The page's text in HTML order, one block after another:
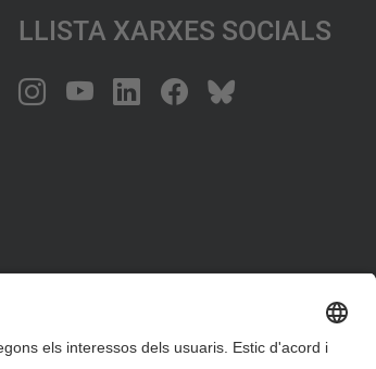
Llista Xarxes Socials